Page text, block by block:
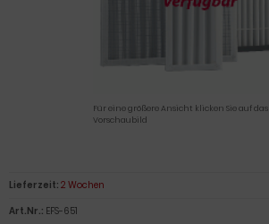
Für eine größere Ansicht klicken Sie auf das
Vorschaubild
Lieferzeit: 2 Wochen
Art.Nr.: EFS-651